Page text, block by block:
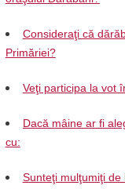
Consideraţi că
Primăriei?
Veţi participa la vot
Dacă mâine ar fi
cu:
Sunteţi mulţumiţi